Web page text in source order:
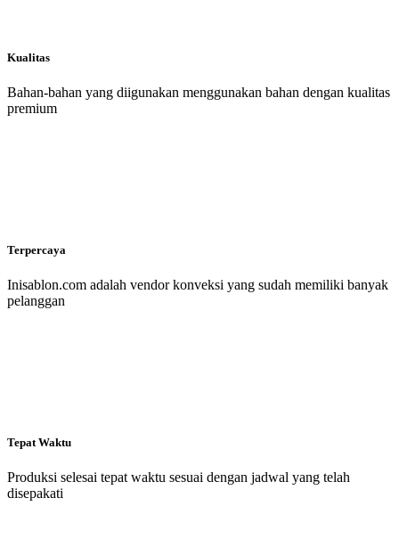
Kualitas
Bahan-bahan yang diigunakan menggunakan bahan dengan kualitas
premium
Terpercaya
Inisablon.com adalah vendor konveksi yang sudah memiliki banyak
pelanggan
Tepat Waktu
Produksi selesai tepat waktu sesuai dengan jadwal yang telah
disepakati